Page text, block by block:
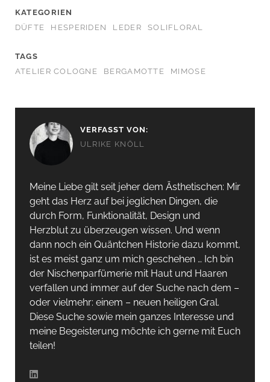
KATEGORIEN
DÜFTE
HESPERIDEN LEDER SOLIFLORAL
TAGS
ATELIER COLOGNE
BERGAMOTTE MIMOSE
VERFASST VON:
ULRIKE KNÖLL
Meine Liebe gilt seit jeher dem Ästhetischen: Mir
geht das Herz auf bei jeglichen Dingen, die
durch Form, Funktionalität, Design und
Herzblut zu überzeugen wissen. Und wenn
dann noch ein Quäntchen Historie dazu kommt,
ist es meist ganz um mich geschehen … Ich bin
der Nischenparfümerie mit Haut und Haaren
verfallen und immer auf der Suche nach dem –
oder vielmehr: einem – neuen heiligen Gral.
Diese Suche sowie mein ganzes Interesse und
meine Begeisterung möchte ich gerne mit Euch
teilen!